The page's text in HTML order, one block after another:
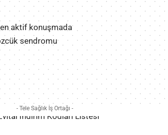
aktif konuşmada
sendromu
- Tele Sağlık İş Ortağı -